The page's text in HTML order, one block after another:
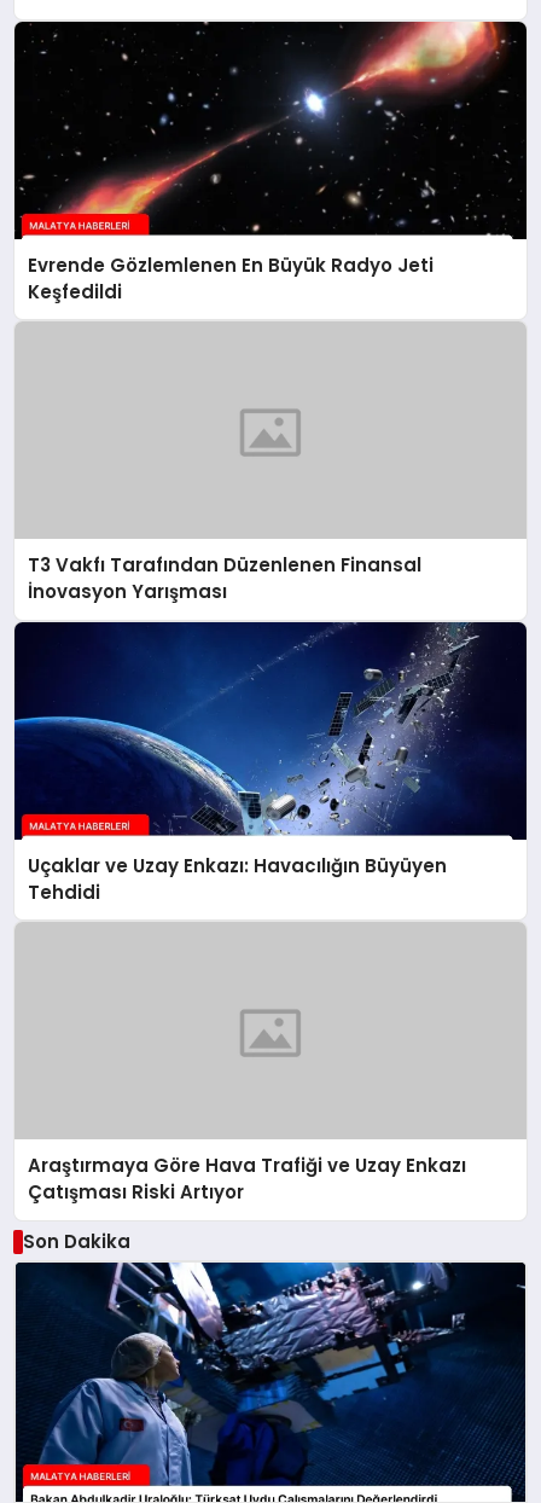
Evrende Gözlemlenen En Büyük Radyo Jeti
Keşfedildi
T3 Vakfı Tarafından Düzenlenen Finansal
İnovasyon Yarışması
Uçaklar ve Uzay Enkazı: Havacılığın Büyüyen
Tehdidi
Araştırmaya Göre Hava Trafiği ve Uzay Enkazı
Çatışması Riski Artıyor
Son Dakika